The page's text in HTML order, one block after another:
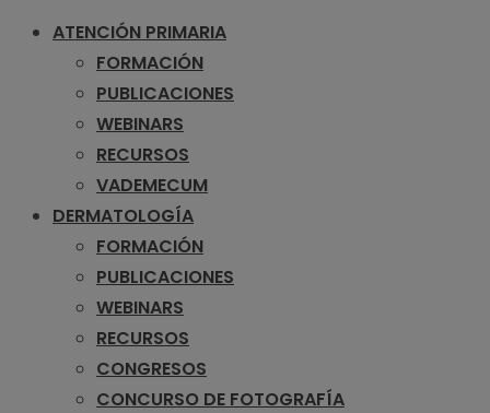
ATENCIÓN PRIMARIA
FORMACIÓN
PUBLICACIONES
WEBINARS
RECURSOS
VADEMECUM
DERMATOLOGÍA
FORMACIÓN
PUBLICACIONES
WEBINARS
RECURSOS
CONGRESOS
CONCURSO DE FOTOGRAFÍA